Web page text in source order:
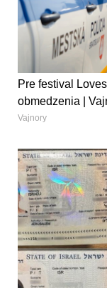
Pre festival
obmedzenia |
Vajnory